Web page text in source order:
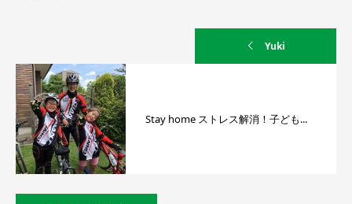
Yuki
Stay home ストレス解消！子ども...